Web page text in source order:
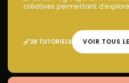
créatives permettant
28 TUTORIELS VOIR TOUS